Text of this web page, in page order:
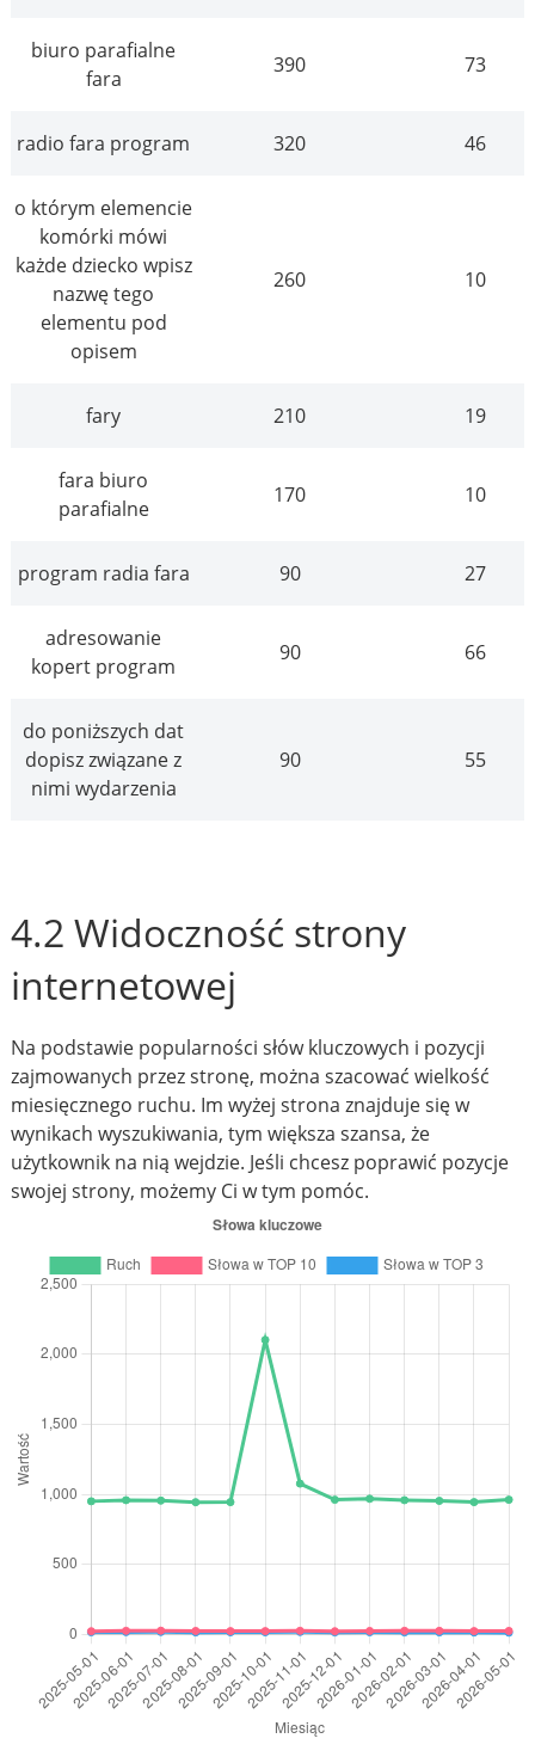
biuro parafialne
fara
390 73
radio fara program 320 46
o którym elemencie
komórki mówi
każde dziecko wpisz
nazwę tego
elementu pod
opisem
260 10
fary 210 19
fara biuro
parafialne
170 10
program radia fara 90 27
adresowanie
kopert program
90 66
do poniższych dat
dopisz związane z
nimi wydarzenia
90 55
4.2 Widoczność strony
internetowej
Na podstawie popularności słów kluczowych i pozycji
zajmowanych przez stronę, można szacować wielkość
miesięcznego ruchu. Im wyżej strona znajduje się w
wynikach wyszukiwania, tym większa szansa, że
użytkownik na nią wejdzie. Jeśli chcesz poprawić pozycje
swojej strony, możemy Ci w tym pomóc.